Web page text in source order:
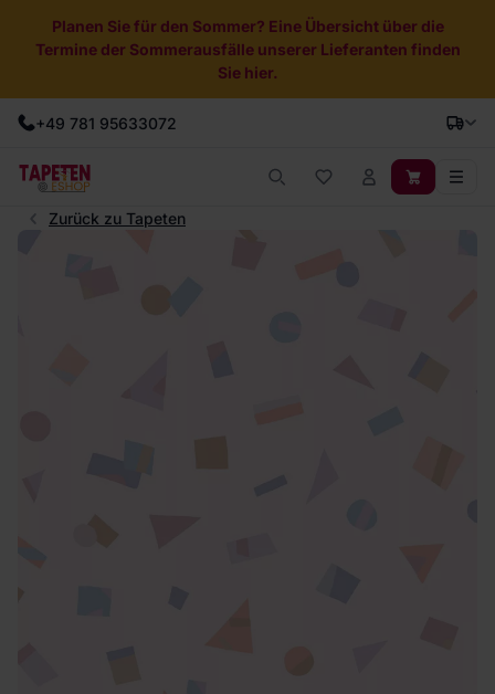
Planen Sie für den Sommer? Eine Übersicht über die
Termine der Sommerausfälle unserer Lieferanten finden
Sie hier.
+49 781 95633072
Zurück zu Tapeten